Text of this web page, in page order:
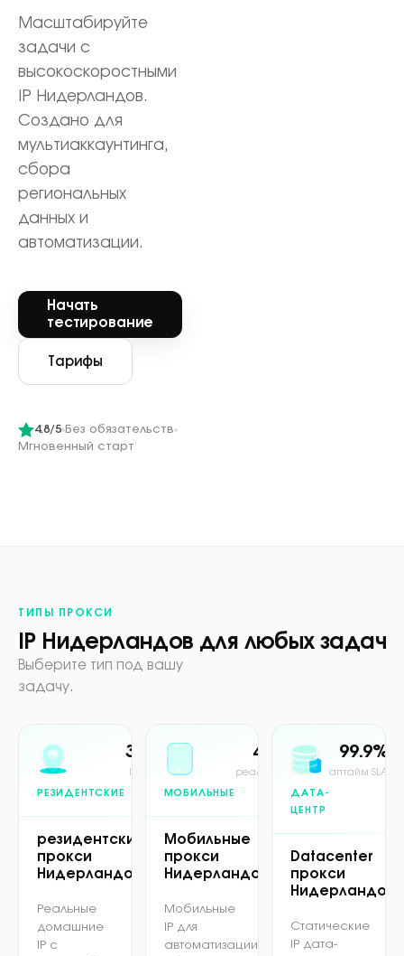
Масштабируйте
задачи с
высокоскоростными
IP Нидерландов.
Создано для
мультиаккаунтинга,
сбора
региональных
данных и
автоматизации.
Начать
тестирование
Тарифы
4.8/5 Без обязательств
Мгновенный старт
ТИПЫ ПРОКСИ
IP Нидерландов для любых задач
Выберите тип под вашу
задачу.
РЕЗИДЕНТСКИЕ
30M+
IP в пуле
резидентские
прокси
Нидерландов
Реальные
домашние
IP с
МОБИЛЬНЫЕ
4G/5G
реальная сеть
Мобильные
прокси
Нидерландов
Мобильные
IP для
автоматизации
ДАТА-
ЦЕНТР
99.9%
аптайм SLA
Datacenter
прокси
Нидерландов
Статические
IP дата-